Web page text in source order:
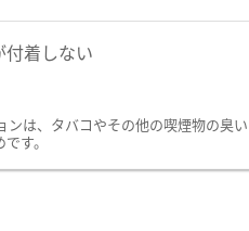
着しない
は、タバコやその他の喫煙物の臭い
す。